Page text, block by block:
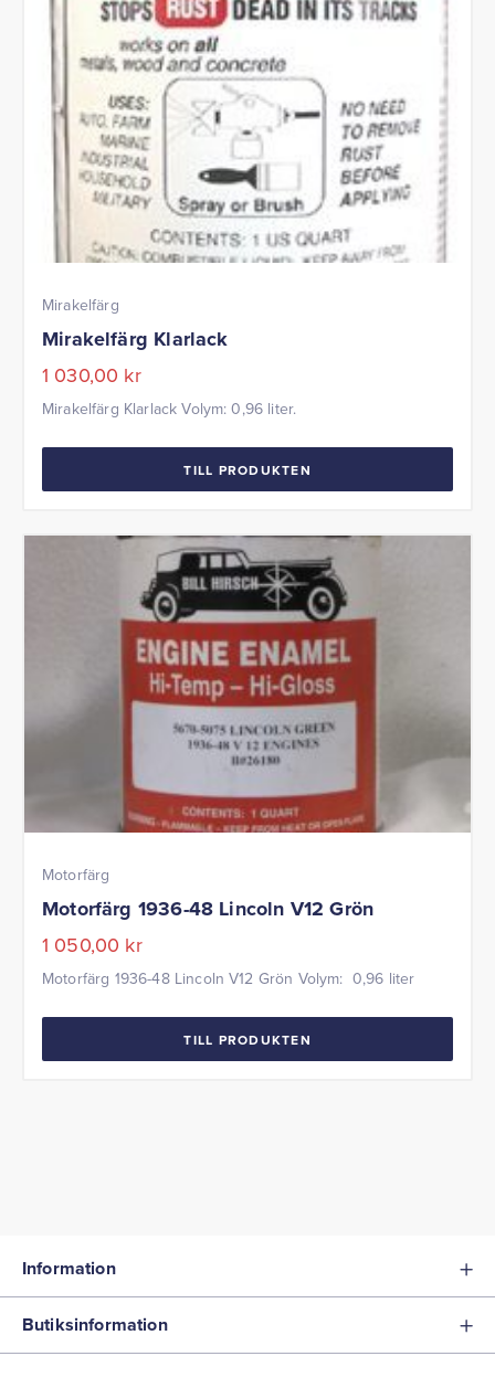
Mirakelfärg
Mirakelfärg Klarlack
1 030,00 kr
Mirakelfärg Klarlack Volym: 0,96 liter.
TILL PRODUKTEN
Motorfärg
Motorfärg 1936-48 Lincoln V12 Grön
1 050,00 kr
Motorfärg 1936-48 Lincoln V12 Grön Volym: 0,96 liter
TILL PRODUKTEN
Information
Butiksinformation